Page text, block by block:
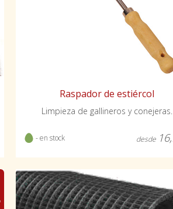
Raspador de estiércol
Limpieza de gallineros y conejeras.
- en stock desde